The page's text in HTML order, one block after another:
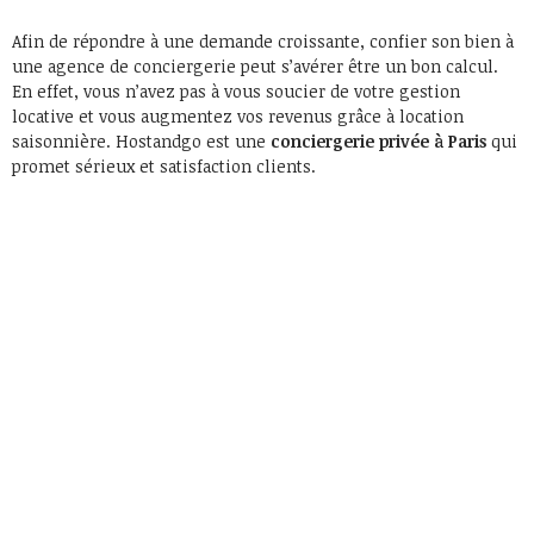
Afin de répondre à une demande croissante, confier son bien à
une agence de conciergerie peut s’avérer être un bon calcul.
En effet, vous n’avez pas à vous soucier de votre gestion
locative et vous augmentez vos revenus grâce à location
saisonnière. Hostandgo est une conciergerie privée à Paris qui
promet sérieux et satisfaction clients.